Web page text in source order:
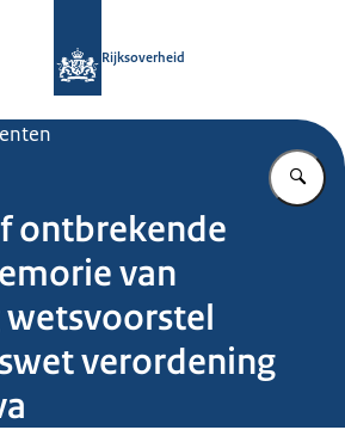
Rijksoverheid
ontbrekende
van
verordening